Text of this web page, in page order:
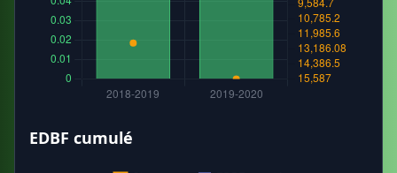
EDBF cumulé